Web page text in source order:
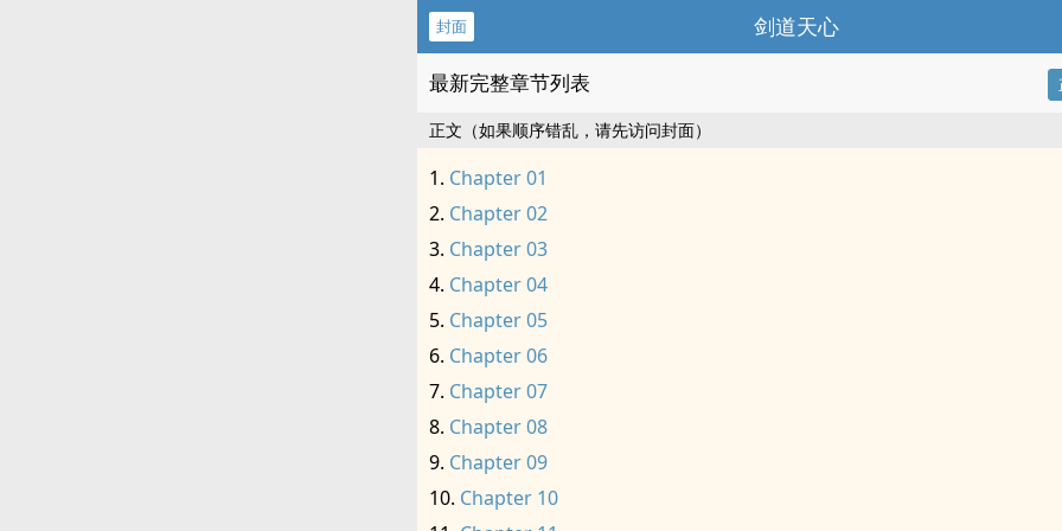
封面 剑道天心
最新完整章节列表
正文（如果顺序错乱，请先访问封面）
Chapter 01
Chapter 02
Chapter 03
Chapter 04
Chapter 05
Chapter 06
Chapter 07
Chapter 08
Chapter 09
Chapter 10